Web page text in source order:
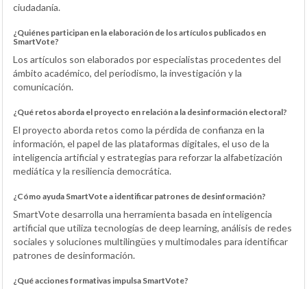
ciudadanía.
¿Quiénes participan en la elaboración de los artículos publicados en
SmartVote?
Los artículos son elaborados por especialistas procedentes del
ámbito académico, del periodismo, la investigación y la
comunicación.
¿Qué retos aborda el proyecto en relación a la desinformación electoral?
El proyecto aborda retos como la pérdida de confianza en la
información, el papel de las plataformas digitales, el uso de la
inteligencia artificial y estrategias para reforzar la alfabetización
mediática y la resiliencia democrática.
¿Cómo ayuda SmartVote a identificar patrones de desinformación?
SmartVote desarrolla una herramienta basada en inteligencia
artificial que utiliza tecnologías de deep learning, análisis de redes
sociales y soluciones multilingües y multimodales para identificar
patrones de desinformación.
¿Qué acciones formativas impulsa SmartVote?